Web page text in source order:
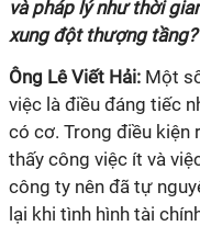
và pháp lý như thời
xung đột thượng tầng?
Ông Lê Viết Hải: Một
việc là điều đáng tiếc
có cơ. Trong điều kiện
thấy công việc ít và
công ty nên đã tự
lại khi tình hình tài